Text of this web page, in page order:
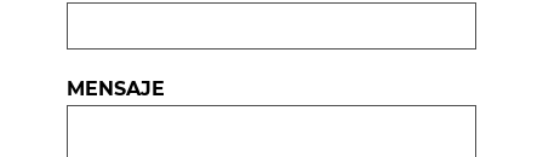
MENSAJE